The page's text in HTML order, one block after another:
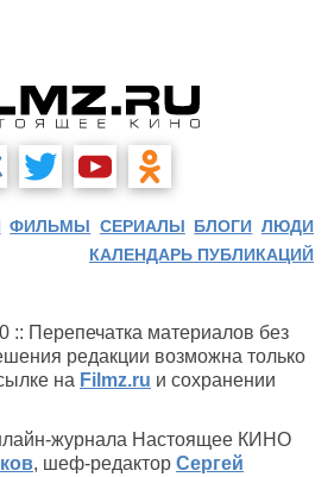
ФИЛЬМЫ СЕРИАЛЫ БЛОГИ ЛЮДИ
КАЛЕНДАРЬ ПУБЛИКАЦИЙ
:: Перепечатка материалов без
редакции возможна только
на Filmz.ru и сохранении
журнала Настоящее КИНО
, шеф-редактор Сергей